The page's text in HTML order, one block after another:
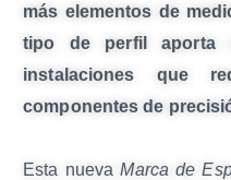
más elementos de
tipo de perfil aporta
instalaciones que
componentes de
Esta nuevaMarca de